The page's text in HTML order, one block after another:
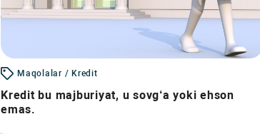
Maqolalar / Kredit
Kredit bu majburiyat, u sovg‘a yoki ehson
emas.